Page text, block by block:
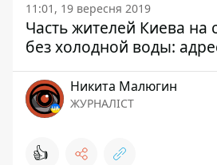
11:01, 19 вересня 2019
Часть жителей Киева на
без холодной воды:
Никита Малюгин
ЖУРНАЛІСТ
👍